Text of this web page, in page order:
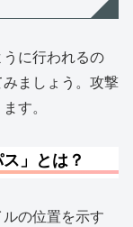
に行われるの
ましょう。攻撃
す。
」とは？
の位置を示す